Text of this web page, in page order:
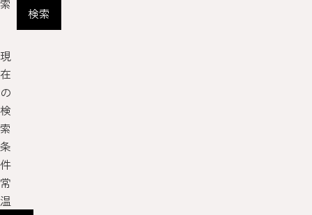
索
検索
現
在
の
検
索
条
件
常
温